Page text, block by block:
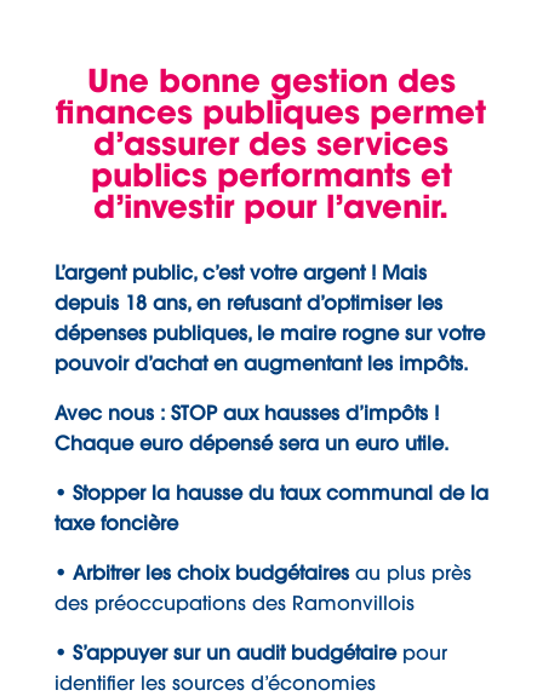
Une bonne gestion des
finances publiques permet
d’assurer des services
publics performants et
d’investir pour l’avenir.
L’argent public, c’est votre argent ! Mais
depuis 18 ans, en refusant d’optimiser les
dépenses publiques, le maire rogne sur votre
pouvoir d’achat en augmentant les impôts.
Avec nous : STOP aux hausses d’impôts !
Chaque euro dépensé sera un euro utile.
• Stopper la hausse du taux communal de la
taxe foncière
• Arbitrer les choix budgétairesau plus près
des préoccupations des Ramonvillois
• S’appuyer sur un audit budgétairepour
identifier les sources d’économies